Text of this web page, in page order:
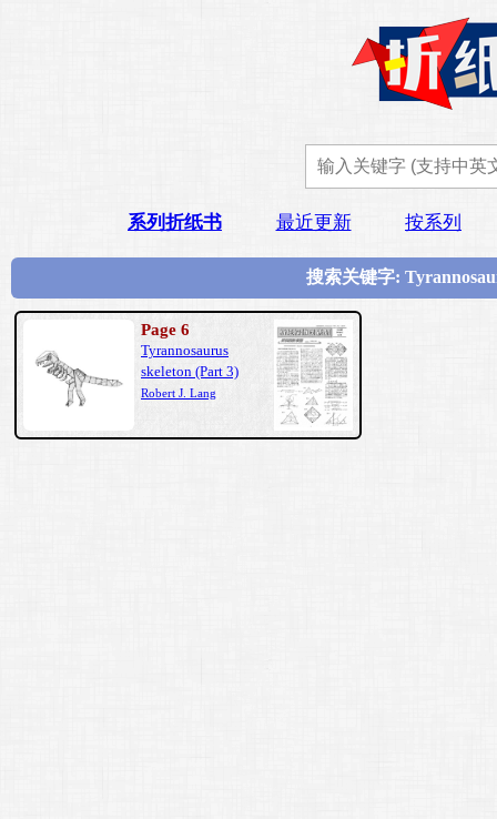
系列折纸书 最近更新 按系列
搜索关键字:
Page 6
Tyrannosaurus
skeleton (Part 3)
Robert J. Lang